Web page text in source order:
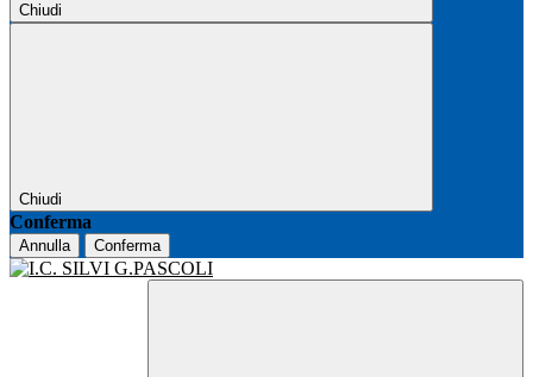
Chiudi
Chiudi
Conferma
Annulla Conferma